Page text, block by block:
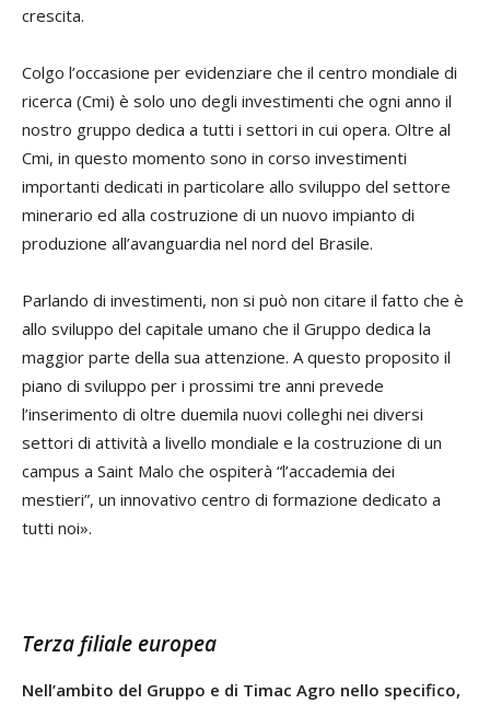
crescita.
Colgo l’occasione per evidenziare che il centro mondiale di
ricerca (Cmi) è solo uno degli investimenti che ogni anno il
nostro gruppo dedica a tutti i settori in cui opera. Oltre al
Cmi, in questo momento sono in corso investimenti
importanti dedicati in particolare allo sviluppo del settore
minerario ed alla costruzione di un nuovo impianto di
produzione all’avanguardia nel nord del Brasile.
Parlando di investimenti, non si può non citare il fatto che è
allo sviluppo del capitale umano che il Gruppo dedica la
maggior parte della sua attenzione. A questo proposito il
piano di sviluppo per i prossimi tre anni prevede
l’inserimento di oltre duemila nuovi colleghi nei diversi
settori di attività a livello mondiale e la costruzione di un
campus a Saint Malo che ospiterà “l’accademia dei
mestieri”, un innovativo centro di formazione dedicato a
tutti noi».
Terza filiale europea
Nell’ambito del Gruppo e di Timac Agro nello specifico,